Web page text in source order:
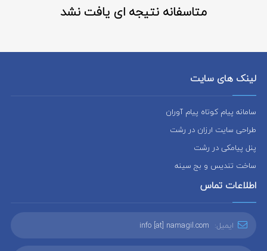
متاسفانه نتیجه ای یافت نشد
لینک های سایت
سامانه پیام کوتاه پیام آوران
طراحی سایت ارزان در رشت
پنل پیامکی در رشت
ساخت تندیس و بج سینه
اطلاعات تماس
ایمیل: info [at] namagil.com